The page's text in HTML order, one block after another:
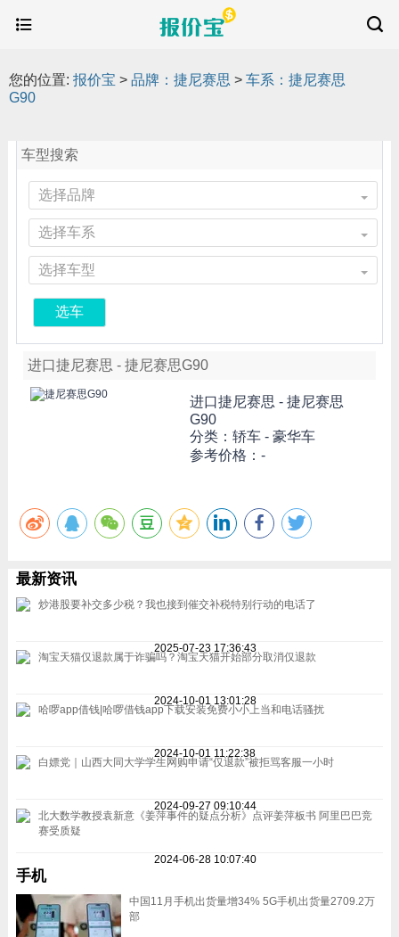
您的位置: 报价宝 > 品牌：捷尼赛思 > 车系：捷尼赛思
G90
车型搜索
选择品牌
选择车系
选择车型
选车
进口捷尼赛思 - 捷尼赛思G90
进口捷尼赛思 - 捷尼赛思
G90
分类：轿车 - 豪华车
参考价格：-
最新资讯
炒港股要补交多少税？我也接到催交补税特别行动的电话了
2025-07-23 17:36:43
淘宝天猫仅退款属于诈骗吗？淘宝天猫开始部分取消仅退款
2024-10-01 13:01:28
哈啰app借钱|哈啰借钱app下载安装免费小小上当和电话骚扰
2024-10-01 11:22:38
白嫖党｜山西大同大学学生网购申请“仅退款”被拒骂客服一小时
2024-09-27 09:10:44
北大数学教授袁新意《姜萍事件的疑点分析》点评姜萍板书 阿里巴巴竞
赛受质疑
2024-06-28 10:07:40
手机
中国11月手机出货量增34% 5G手机出货量2709.2万
部